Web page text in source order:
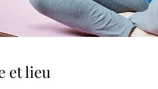
et lieu